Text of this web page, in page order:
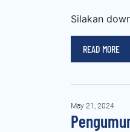
Silakan
READ MORE
May 21, 2024